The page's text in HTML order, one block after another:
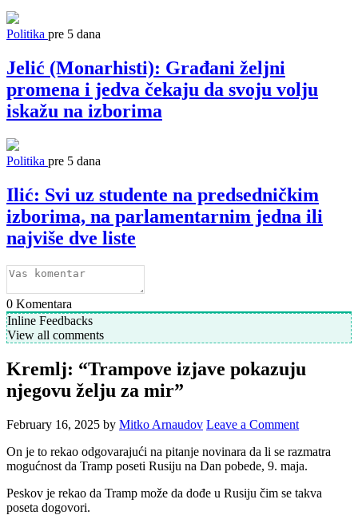
Politika pre 5 dana
Jelić (Monarhisti): Građani željni
promena i jedva čekaju da svoju volju
iskažu na izborima
Politika pre 5 dana
Ilić: Svi uz studente na predsedničkim
izborima, na parlamentarnim jedna ili
najviše dve liste
0 Komentara
Inline Feedbacks
View all comments
Kremlj: “Trampove izjave pokazuju
njegovu želju za mir”
February 16, 2025 by Mitko Arnaudov Leave a Comment
On je to rekao odgovarajući na pitanje novinara da li se razmatra
mogućnost da Tramp poseti Rusiju na Dan pobede, 9. maja.
Peskov je rekao da Tramp može da dođe u Rusiju čim se takva
poseta dogovori.